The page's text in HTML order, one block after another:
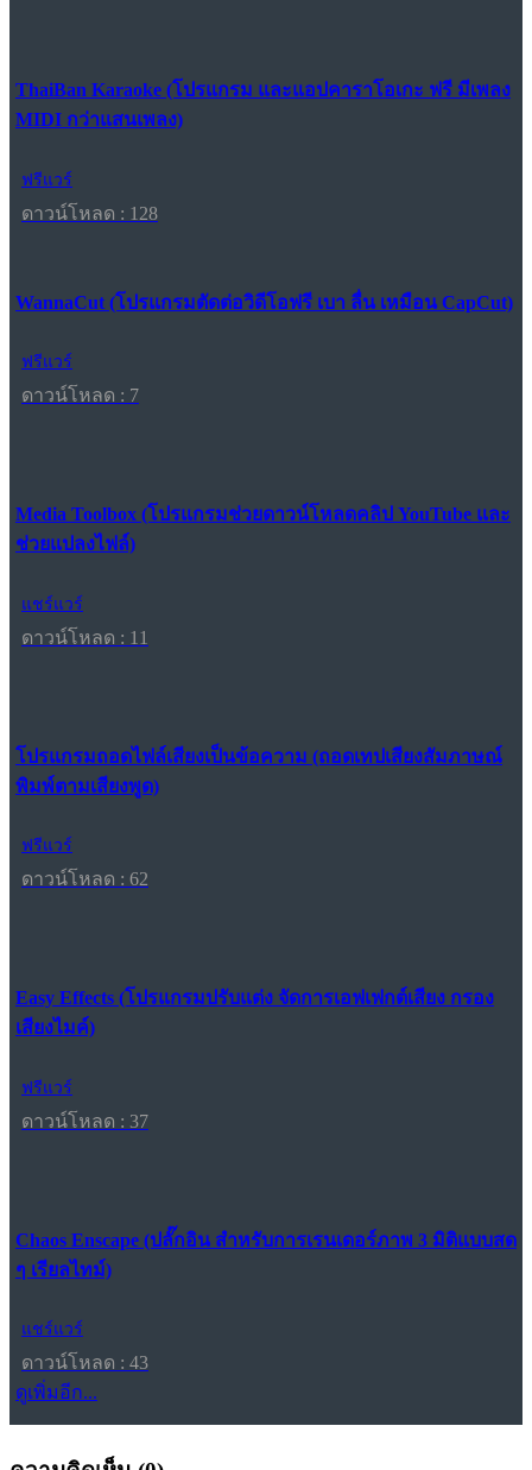
ThaiBan Karaoke (โปรแกรม และแอปคาราโอเกะ ฟรี มีเพลง
MIDI กว่าแสนเพลง)
ฟรีแวร์
ดาวน์โหลด : 128
WannaCut (โปรแกรมตัดต่อวิดีโอฟรี เบา ลื่น เหมือน CapCut)
ฟรีแวร์
ดาวน์โหลด : 7
Media Toolbox (โปรแกรมช่วยดาวน์โหลดคลิป YouTube และ
ช่วยแปลงไฟล์)
แชร์แวร์
ดาวน์โหลด : 11
โปรแกรมถอดไฟล์เสียงเป็นข้อความ (ถอดเทปเสียงสัมภาษณ์
พิมพ์ตามเสียงพูด)
ฟรีแวร์
ดาวน์โหลด : 62
Easy Effects (โปรแกรมปรับแต่ง จัดการเอฟเฟกต์เสียง กรอง
เสียงไมค์)
ฟรีแวร์
ดาวน์โหลด : 37
Chaos Enscape (ปลั๊กอิน สำหรับการเรนเดอร์ภาพ 3 มิติแบบสด
ๆ เรียลไทม์)
แชร์แวร์
ดาวน์โหลด : 43
ดูเพิ่มอีก...